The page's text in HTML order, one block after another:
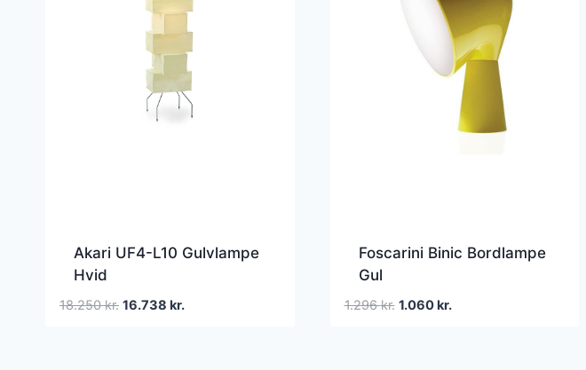
Akari UF4-L10 Gulvlampe
Hvid
18.250kr. Den
16.738 kr.Den
Foscarini Binic Bordlampe
Gul
1.296kr. Den
1.060kr.Den